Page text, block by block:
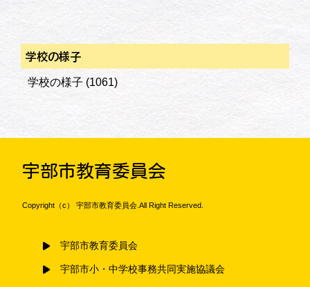
学校の様子
学校の様子 (1061)
宇部市教育委員会
Copyright（c） 宇部市教育委員会.All Right Reserved.
宇部市教育委員会
宇部市小・中学校事務共同実施協議会